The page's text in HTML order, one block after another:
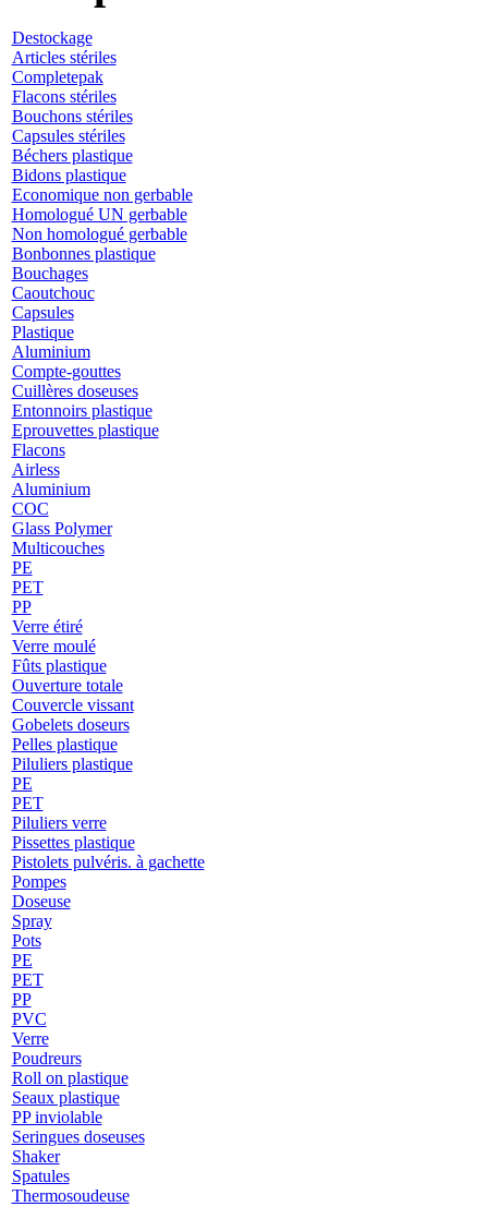
Destockage
Articles stériles
Completepak
Flacons stériles
Bouchons stériles
Capsules stériles
Béchers plastique
Bidons plastique
Economique non gerbable
Homologué UN gerbable
Non homologué gerbable
Bonbonnes plastique
Bouchages
Caoutchouc
Capsules
Plastique
Aluminium
Compte-gouttes
Cuillères doseuses
Entonnoirs plastique
Eprouvettes plastique
Flacons
Airless
Aluminium
COC
Glass Polymer
Multicouches
PE
PET
PP
Verre étiré
Verre moulé
Fûts plastique
Ouverture totale
Couvercle vissant
Gobelets doseurs
Pelles plastique
Piluliers plastique
PE
PET
Piluliers verre
Pissettes plastique
Pistolets pulvéris. à gachette
Pompes
Doseuse
Spray
Pots
PE
PET
PP
PVC
Verre
Poudreurs
Roll on plastique
Seaux plastique
PP inviolable
Seringues doseuses
Shaker
Spatules
Thermosoudeuse